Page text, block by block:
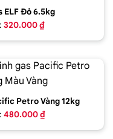
ELF Đỏ 6.5kg
320.000 ₫
Petro Vàng 12kg
480.000 ₫